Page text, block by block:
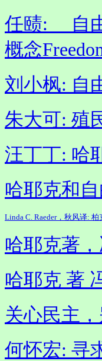
任赜: 自由
概念
刘小枫: 自
朱大可: 殖
汪丁丁: 哈
哈耶克和
Linda C. Raeder，秋风译:
哈耶克著
哈耶克 著
关心民主
何怀宏: 寻